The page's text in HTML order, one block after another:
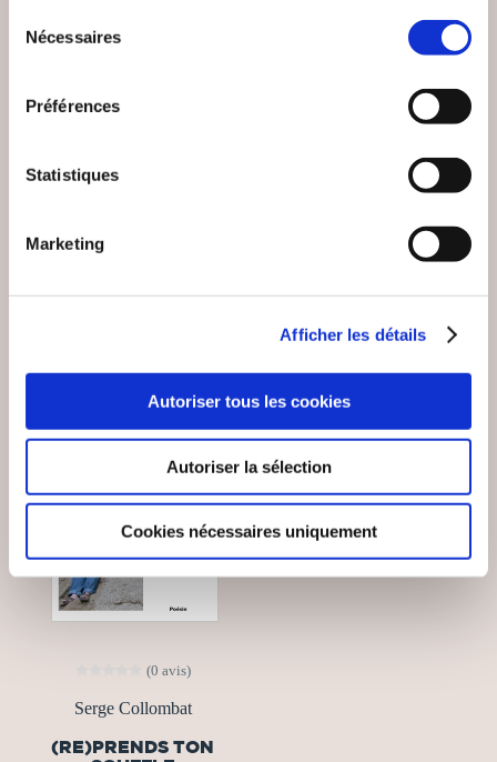
Nécessaires
Préférences
Statistiques
Marketing
Afficher les détails
Autoriser tous les cookies
Autoriser la sélection
Cookies nécessaires uniquement
Jean-François Sterell Mireille Viller
L'IMAGINAIRE
(0 avis)
Serge Collombat
(RE)PRENDS TON